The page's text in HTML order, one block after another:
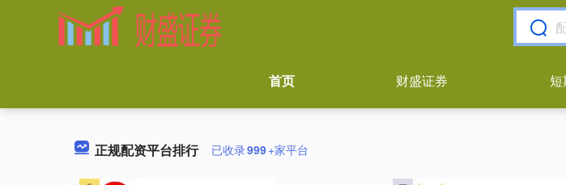
首页 财盛证券 短
正规配资平台排行 已收录999+家平台